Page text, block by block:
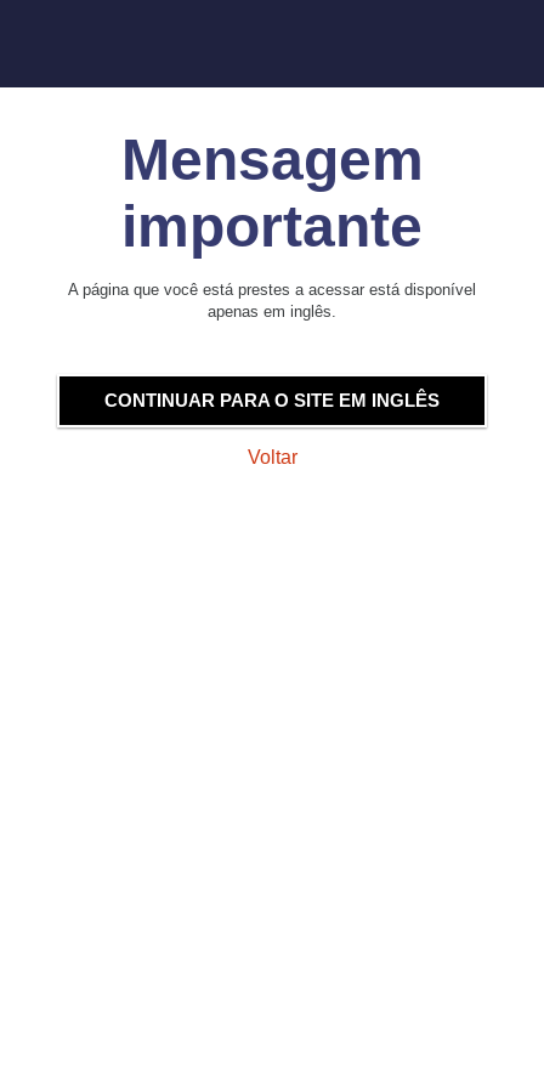
Mensagem
importante
A página que você está prestes a acessar está disponível
apenas em inglês.
CONTINUAR PARA O SITE EM INGLÊS
Voltar